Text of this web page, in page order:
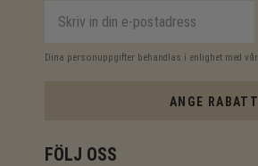
Dina personuppgifter behandlas i enlighet med vår
ANGE RABATT
FÖLJ OSS